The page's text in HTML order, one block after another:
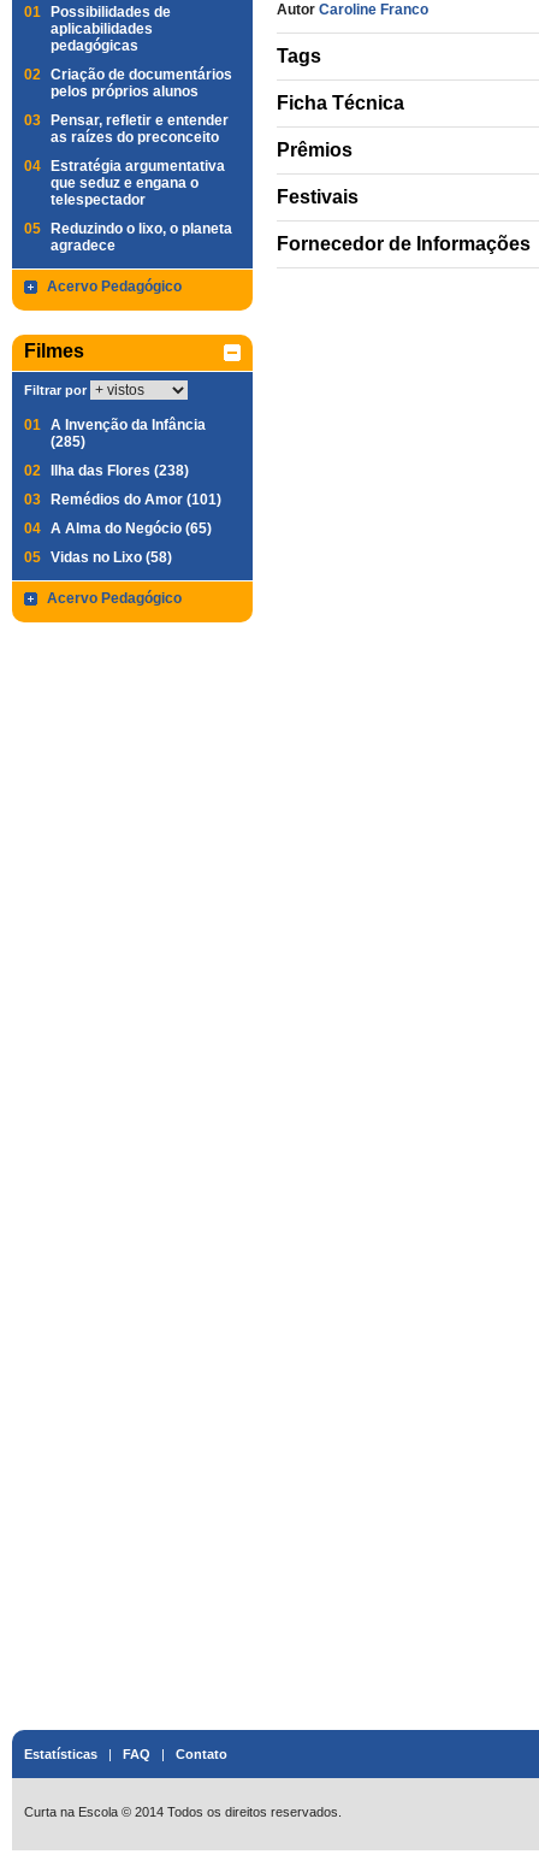
01
Possibilidades de
aplicabilidades
pedagógicas
02 Criação de documentários
pelos próprios alunos
03
Pensar, refletir e entender
as raízes do preconceito
04
Estratégia argumentativa
que seduz e engana o
telespectador
05
Reduzindo o lixo, o planeta
agradece
Acervo Pedagógico
Filmes
Filtrar por
01 A Invenção da Infância
(285)
02
Ilha das Flores (238)
03
Remédios do Amor (101)
04 A Alma do Negócio (65)
05 Vidas no Lixo (58)
Acervo Pedagógico
Autor Caroline Franco
Tags
Ficha Técnica
Prêmios
Festivais
Fornecedor de Informações
Estatísticas | FAQ | Contato
Curta na Escola © 2014 Todos os direitos reservados.